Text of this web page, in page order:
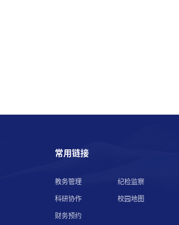
常用链接
教务管理
科研协作
财务预约
纪检监察
校园地图